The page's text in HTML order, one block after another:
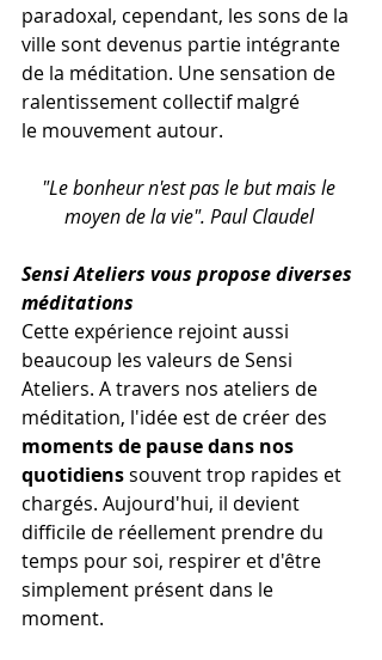
paradoxal, cependant, les sons de la
ville sont devenus partie intégrante
de la méditation. Une sensation de
ralentissement collectif malgré
le mouvement autour.
"Le bonheur n'est pas le but mais le
moyen de la vie". Paul Claudel
Sensi Ateliers vous propose diverses
méditations
Cette expérience rejoint aussi
beaucoup les valeurs de Sensi
Ateliers. A travers nos ateliers de
méditation, l'idée est de créer des
moments de pause dans nos
quotidiens souvent trop rapides et
chargés. Aujourd'hui, il devient
difficile de réellement prendre du
temps pour soi, respirer et d'être
simplement présent dans le
moment.